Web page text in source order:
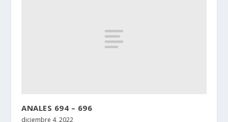
ANALES 694 – 696
diciembre 4, 2022